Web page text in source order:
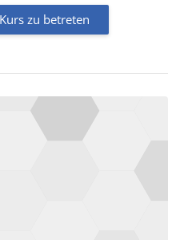
zu betreten